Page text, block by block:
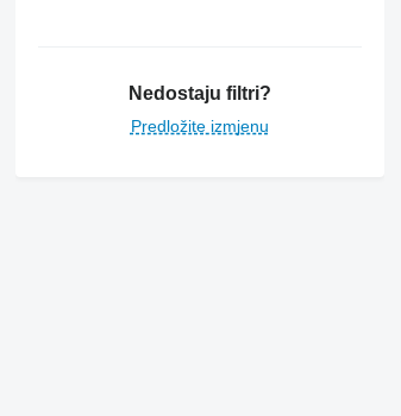
Nedostaju filtri?
Predložite izmjenu